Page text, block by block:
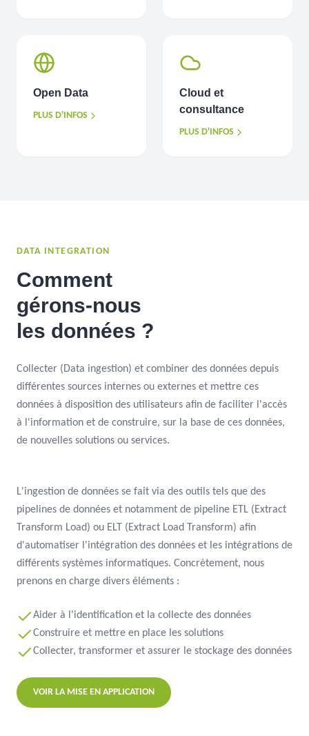
Open Data
PLUS D'INFOS
Cloud et
consultance
PLUS D'INFOS
DATA INTEGRATION
Comment
gérons-nous
les données ?
Collecter (Data ingestion) et combiner des données depuis
différentes sources internes ou externes et mettre ces
données à disposition des utilisateurs afin de faciliter l'accès
à l'information et de construire, sur la base de ces données,
de nouvelles solutions ou services.
L'ingestion de données se fait via des outils tels que des
pipelines de données et notamment de pipeline ETL (Extract
Transform Load) ou ELT (Extract Load Transform) afin
d'automatiser l'intégration des données et les intégrations de
différents systèmes informatiques. Concrètement, nous
prenons en charge divers éléments :
Aider à l'identification et la collecte des données
Construire et mettre en place les solutions
Collecter, transformer et assurer le stockage des données
VOIR LA MISE EN APPLICATION